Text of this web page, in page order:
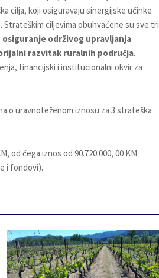
cilja, koji osiguravaju sinergijske učinke
ciljevima obuhvaćene su sve tri
održivog upravljanja
razvitak ruralnih područja.
financijski i institucionalni okvir za
o uravnoteženom iznosu za 3 strateška
od čega iznos od 90.720.000, 00 KM
i fondovi).